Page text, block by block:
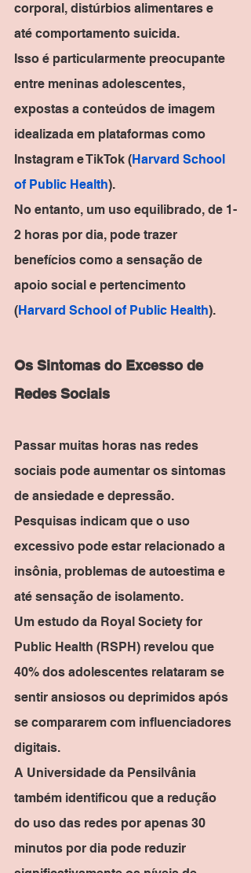
corporal, distúrbios alimentares e
até comportamento suicida.
Isso é particularmente preocupante
entre meninas adolescentes,
expostas a conteúdos de imagem
idealizada em plataformas como
Instagram e TikTok​ (Harvard School
of Public Health).
No entanto, um uso equilibrado, de 1-
2 horas por dia, pode trazer
benefícios como a sensação de
apoio social e pertencimento​
(Harvard School of Public Health).
Os Sintomas do Excesso de
Redes Sociais
Passar muitas horas nas redes
sociais pode aumentar os sintomas
de ansiedade e depressão.
Pesquisas indicam que o uso
excessivo pode estar relacionado a
insônia, problemas de autoestima e
até sensação de isolamento.
Um estudo da Royal Society for
Public Health (RSPH) revelou que
40% dos adolescentes relataram se
sentir ansiosos ou deprimidos após
se compararem com influenciadores
digitais.
A Universidade da Pensilvânia
também identificou que a redução
do uso das redes por apenas 30
minutos por dia pode reduzir